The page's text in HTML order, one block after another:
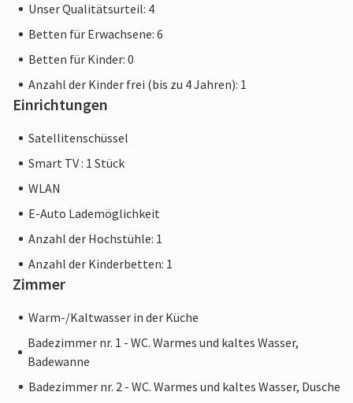
Unser Qualitätsurteil: 4
Betten für Erwachsene: 6
Betten für Kinder: 0
Anzahl der Kinder frei (bis zu 4 Jahren): 1
Einrichtungen
Satellitenschüssel
Smart TV : 1 Stück
WLAN
E-Auto Lademöglichkeit
Anzahl der Hochstühle: 1
Anzahl der Kinderbetten: 1
Zimmer
Warm-/Kaltwasser in der Küche
Badezimmer nr. 1 - WC. Warmes und kaltes Wasser,
Badewanne
Badezimmer nr. 2 - WC. Warmes und kaltes Wasser, Dusche